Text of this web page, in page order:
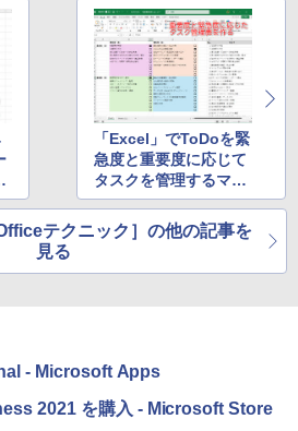
「Excel」でToDoを緊
急度と重要度に応じて
タスクを管理するマト
リクス表を作る方法
テクニック］の他の記事を
見る
- Microsoft Apps
2021 を購入 - Microsoft Store